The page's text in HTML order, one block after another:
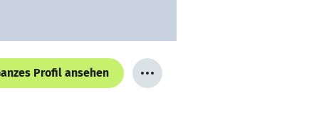
Profil ansehen